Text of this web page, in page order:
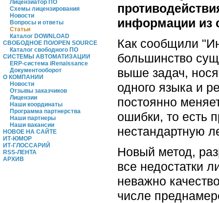
Лицензиатор ПО
Схемы лицензирования
Новости
Вопросы и ответы
Статьи
Каталог DOWNLOAD
СВОБОДНОЕ ПО/OPEN SOURCE
Каталог свободного ПО
СИСТЕМЫ АВТОМАТИЗАЦИИ
ERP-система iRenaissance
Документооборот
О КОМПАНИИ
Новости
Отзывы заказчиков
Лицензии
Наши координаты
Программа партнерства
Наши партнеры
Наши вакансии
НОВОЕ НА САЙТЕ
ИТ-ЮМОР
ИТ-ГЛОССАРИЙ
RSS-ЛЕНТА
АРХИВ
информации из
Как сообщили
большинство
выше задач,
одного языка и
постоянно
ошибки, то есть
нестандартную
Новый метод,
все недостатки
неважно
числе